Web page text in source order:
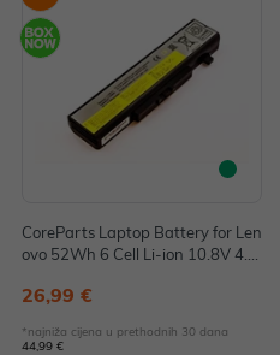
CoreParts Laptop Battery for Len
ovo 52Wh 6 Cell Li-ion 10.8V 4.4
26,99 €
*najniža cijena u prethodnih 30 dana
44,99 €